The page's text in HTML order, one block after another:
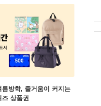
방학, 줄거움이 커지는
상품권